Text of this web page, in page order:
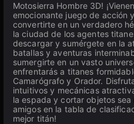
Motosierra Hombre 3D!
emocionante juego de acción
convertirte en un verdadero
la ciudad de los agentes
descargar y sumérgete en la
batallas y aventuras
sumergirte en un vasto
enfrentarás a titanes
Camarógrafo y Orador.
intuitivos y mecánicas
la espada y cortar objetos sea
amigos en la tabla de
mejor titán!